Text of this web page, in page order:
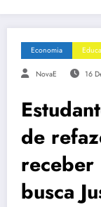
Economia
NovaE 16
de
busca